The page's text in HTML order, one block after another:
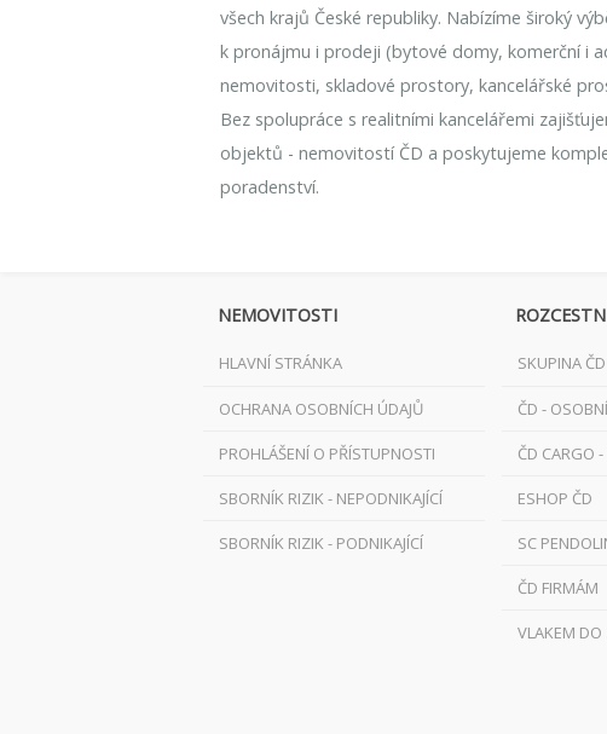
všech krajů České republiky. Nabízíme široký
k pronájmu i prodeji (bytové domy, komerční i
nemovitosti, skladové prostory, kancelářské
Bez spolupráce s realitními kancelářemi
objektů - nemovitostí ČD a poskytujeme
poradenství.
NEMOVITOSTI
HLAVNÍ STRÁNKA
OCHRANA OSOBNÍCH ÚDAJŮ
PROHLÁŠENÍ O PŘÍSTUPNOSTI
SBORNÍK RIZIK - NEPODNIKAJÍCÍ
SBORNÍK RIZIK - PODNIKAJÍCÍ
SKUPINA ČD
ČD -
ČD CARGO
ESHOP ČD
SC
ČD FIRMÁM
VLAKEM DO